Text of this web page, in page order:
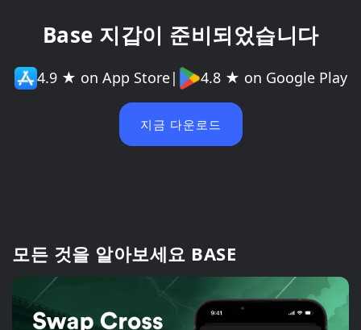
Base 지갑이 준비되었습니다
4.9 ★ on App Store| 4.8 ★ on Google Play
지금 다운로드
모든 것을 알아보세요 BASE